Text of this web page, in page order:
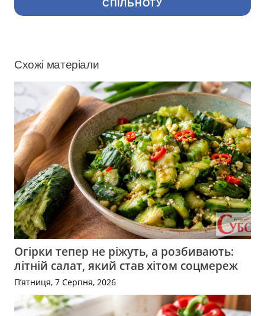
СПІЛЬНОТУ
Схожі матеріали
Огірки тепер не ріжуть, а розбивають:
літній салат, який став хітом соцмереж
П’ятниця, 7 Серпня, 2026